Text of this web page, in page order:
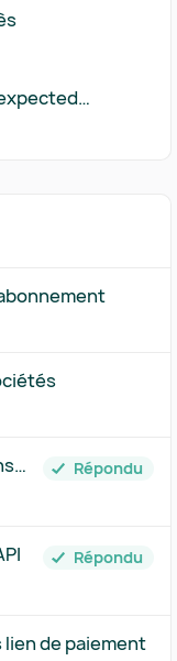
Répondu
Répondu
de paiement